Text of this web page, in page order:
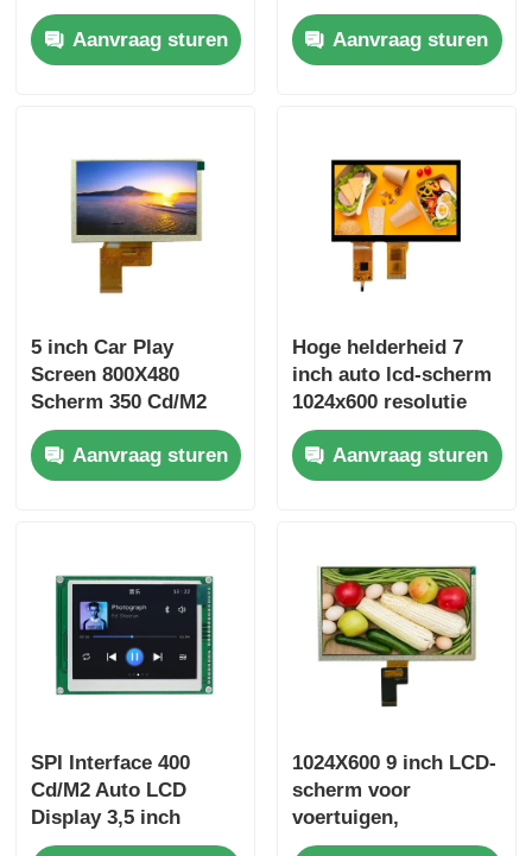
display module
800X480Aanvraag sturen
monitors 500 Cd/m2
Aanvraag sturen
5 inch Car Play
Screen 800X480
Scherm 350 Cd/M2
ST7789 Bestuurder IC
Aanvraag sturen
Hoge helderheid 7
inch auto lcd-scherm
1024x600 resolutie
rgb-interface
Aanvraag sturen
SPI Interface 400
Cd/M2 Auto LCD
Display 3,5 inch
Dashboard Scherm
1024X600 9 inch LCD-
scherm voor
voertuigen,
helderheid 450 cd/m2,